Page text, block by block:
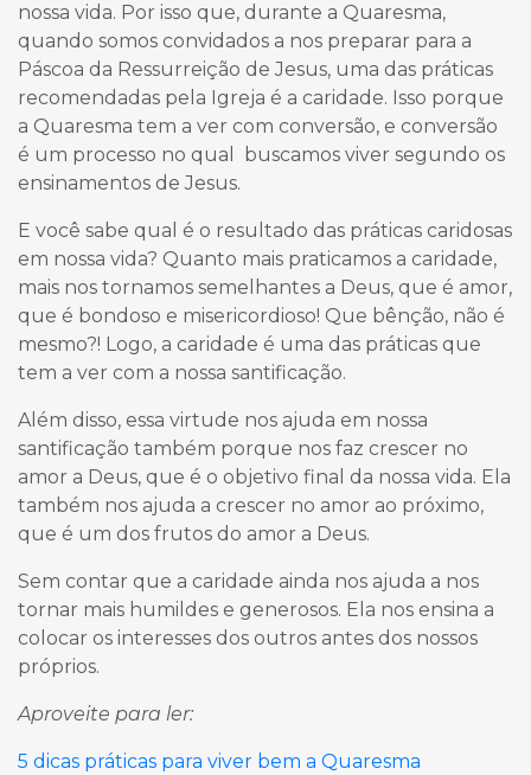
nossa vida. Por isso que, durante a Quaresma,
quando somos convidados a nos preparar para a
Páscoa da Ressurreição de Jesus, uma das práticas
recomendadas pela Igreja é a caridade. Isso porque
a Quaresma tem a ver com conversão, e conversão
é um processo no qual buscamos viver segundo os
ensinamentos de Jesus.
E você sabe qual é o resultado das práticas caridosas
em nossa vida? Quanto mais praticamos a caridade,
mais nos tornamos semelhantes a Deus, que é amor,
que é bondoso e misericordioso! Que bênção, não é
mesmo?! Logo, a caridade é uma das práticas que
tem a ver com a nossa santificação.
Além disso, essa virtude nos ajuda em nossa
santificação também porque nos faz crescer no
amor a Deus, que é o objetivo final da nossa vida. Ela
também nos ajuda a crescer no amor ao próximo,
que é um dos frutos do amor a Deus.
Sem contar que a caridade ainda nos ajuda a nos
tornar mais humildes e generosos. Ela nos ensina a
colocar os interesses dos outros antes dos nossos
próprios.
Aproveite para ler:
5 dicas práticas para viver bem a Quaresma